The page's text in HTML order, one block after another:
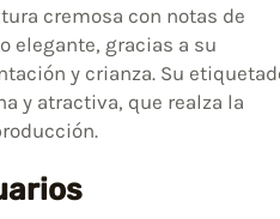
cremosa con notas de
elegante, gracias a su
y crianza. Su
y atractiva, que realza la